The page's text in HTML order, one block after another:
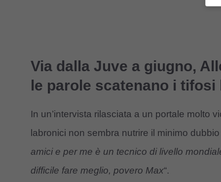
Via dalla Juve a giugno,
le parole scatenano i tifosi
In un’intervista rilasciata a un portale molto
labronici non sembra nutrire il minimo
amici e per me è un tecnico di livello
difficile fare meglio, povero Max“.